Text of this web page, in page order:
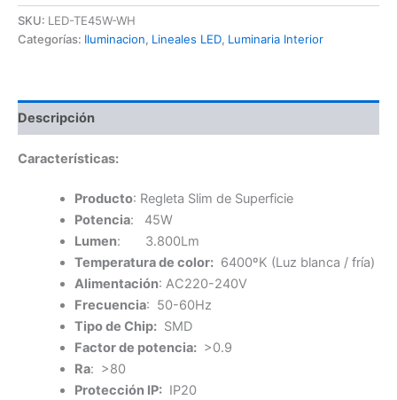
45W
cantidad
SKU: LED-TE45W-WH
Categorías: Iluminacion, Lineales LED, Luminaria Interior
Descripción
Características:
Producto: Regleta Slim de Superficie
Potencia: 45W
Lumen: 3.800Lm
Temperatura de color:6400ºK (Luz blanca / fría)
Alimentación: AC220-240V
Frecuencia: 50-60Hz
Tipo de Chip:SMD
Factor de potencia:>0.9
Ra: >80
Protección IP:IP20